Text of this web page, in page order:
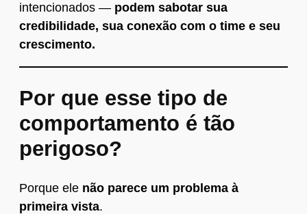
intencionados — podem sabotar sua
credibilidade, sua conexão com o time e seu
crescimento.
Por que esse tipo de
comportamento é tão
perigoso?
Porque ele não parece um problema à
primeira vista.